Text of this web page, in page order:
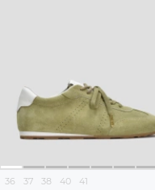
36 37 38 40 41